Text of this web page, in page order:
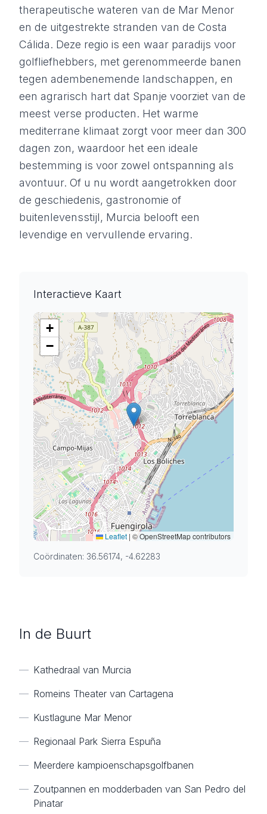
therapeutische wateren van de Mar Menor
en de uitgestrekte stranden van de Costa
Cálida. Deze regio is een waar paradijs voor
golfliefhebbers, met gerenommeerde banen
tegen adembenemende landschappen, en
een agrarisch hart dat Spanje voorziet van de
meest verse producten. Het warme
mediterrane klimaat zorgt voor meer dan 300
dagen zon, waardoor het een ideale
bestemming is voor zowel ontspanning als
avontuur. Of u nu wordt aangetrokken door
de geschiedenis, gastronomie of
buitenlevensstijl, Murcia belooft een
levendige en vervullende ervaring.
Interactieve Kaart
+
−
Leaflet | © OpenStreetMap contributors
Coördinaten: 36.56174, -4.62283
In de Buurt
— Kathedraal van Murcia
— Romeins Theater van Cartagena
— Kustlagune Mar Menor
— Regionaal Park Sierra Espuña
— Meerdere kampioenschapsgolfbanen
— Zoutpannen en modderbaden van San Pedro del
Pinatar